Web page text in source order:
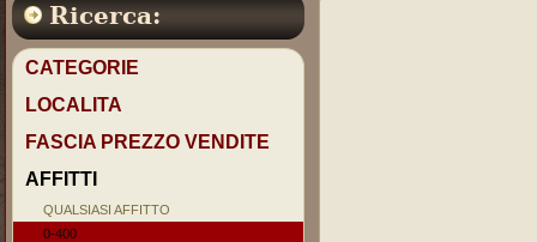
Ricerca:
CATEGORIE
LOCALITA
FASCIA PREZZO VENDITE
AFFITTI
QUALSIASI AFFITTO
0-400